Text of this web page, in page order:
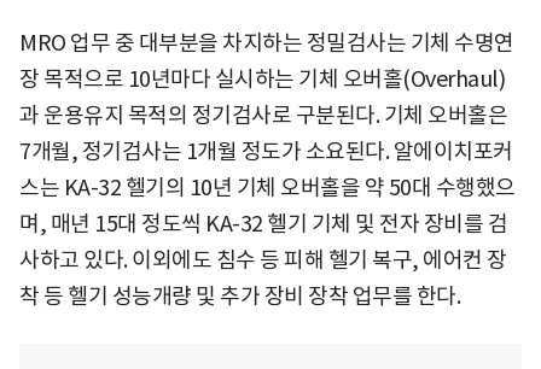
MRO 업무 중 대부분을 차지하는 정밀검사는 기체 수명연
장 목적으로 10년마다 실시하는 기체 오버홀(Overhaul)
과 운용유지 목적의 정기검사로 구분된다. 기체 오버홀은
7개월, 정기검사는 1개월 정도가 소요된다. 알에이치포커
스는 KA-32 헬기의 10년 기체 오버홀을 약 50대 수행했으
며, 매년 15대 정도씩 KA-32 헬기 기체 및 전자 장비를 검
사하고 있다. 이외에도 침수 등 피해 헬기 복구, 에어컨 장
착 등 헬기 성능개량 및 추가 장비 장착 업무를 한다.